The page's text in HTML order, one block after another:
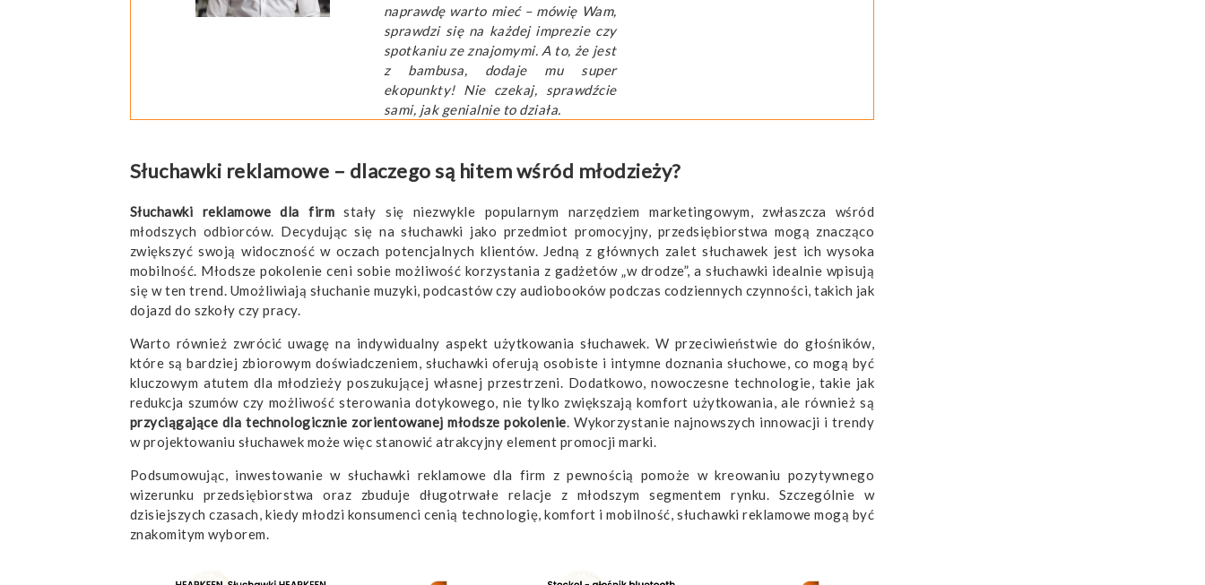
naprawdę warto mieć – mówię Wam,
sprawdzi się na każdej imprezie czy
spotkaniu ze znajomymi. A to, że jest
z bambusa, dodaje mu super
ekopunkty! Nie czekaj, sprawdźcie
sami, jak genialnie to działa.
Słuchawki reklamowe – dlaczego są hitem wśród młodzieży?
Słuchawki reklamowe dla firm stały się niezwykle popularnym narzędziem marketingowym, zwłaszcza wśród
młodszych odbiorców. Decydując się na słuchawki jako przedmiot promocyjny, przedsiębiorstwa mogą znacząco
zwiększyć swoją widoczność w oczach potencjalnych klientów. Jedną z głównych zalet słuchawek jest ich wysoka
mobilność. Młodsze pokolenie ceni sobie możliwość korzystania z gadżetów „w drodze”, a słuchawki idealnie wpisują
się w ten trend. Umożliwiają słuchanie muzyki, podcastów czy audiobooków podczas codziennych czynności, takich jak
dojazd do szkoły czy pracy.
Warto również zwrócić uwagę na indywidualny aspekt użytkowania słuchawek. W przeciwieństwie do głośników,
które są bardziej zbiorowym doświadczeniem, słuchawki oferują osobiste i intymne doznania słuchowe, co mogą być
kluczowym atutem dla młodzieży poszukującej własnej przestrzeni. Dodatkowo, nowoczesne technologie, takie jak
redukcja szumów czy możliwość sterowania dotykowego, nie tylko zwiększają komfort użytkowania, ale również są
przyciągające dla technologicznie zorientowanej młodsze pokolenie. Wykorzystanie najnowszych innowacji i trendy
w projektowaniu słuchawek może więc stanowić atrakcyjny element promocji marki.
Podsumowując, inwestowanie w słuchawki reklamowe dla firm z pewnością pomoże w kreowaniu pozytywnego
wizerunku przedsiębiorstwa oraz zbuduje długotrwałe relacje z młodszym segmentem rynku. Szczególnie w
dzisiejszych czasach, kiedy młodzi konsumenci cenią technologię, komfort i mobilność, słuchawki reklamowe mogą być
znakomitym wyborem.